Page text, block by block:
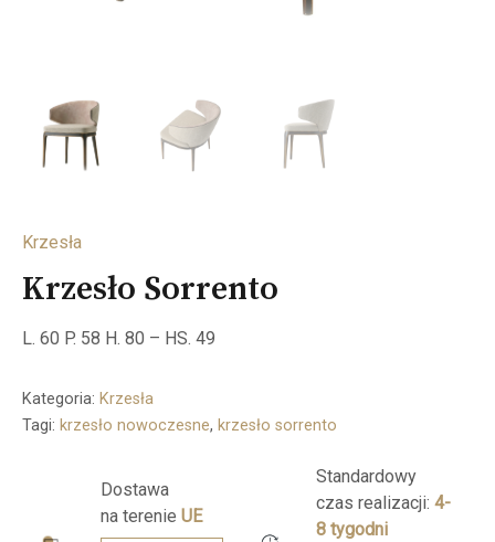
Krzesła
Krzesło Sorrento
L. 60 P. 58 H. 80 – HS. 49
Kategoria: Krzesła
Tagi: krzesło nowoczesne, krzesło sorrento
Dostawa
na terenie UE
Standardowy
czas realizacji: 4-
8 tygodni